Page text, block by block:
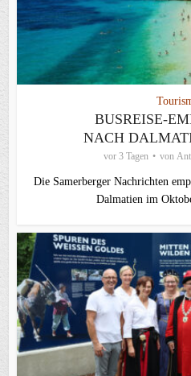
BUSREISE-
NACH
vor 3 Tagen von
Die Samerberger Nachrichten
Dalmatien im